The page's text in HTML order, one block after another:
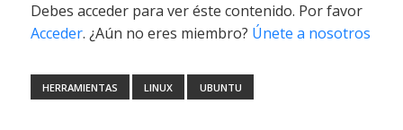
Debes acceder para ver éste contenido. Por favor
Acceder. ¿Aún no eres miembro? Únete a nosotros
HERRAMIENTAS LINUX UBUNTU